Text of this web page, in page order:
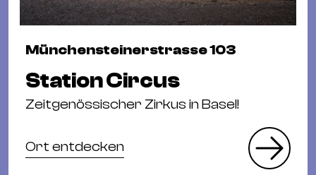
Münchensteinerstrasse 103
Station Circus
Zeitgenössischer Zirkus in Basel!
Ort entdecken